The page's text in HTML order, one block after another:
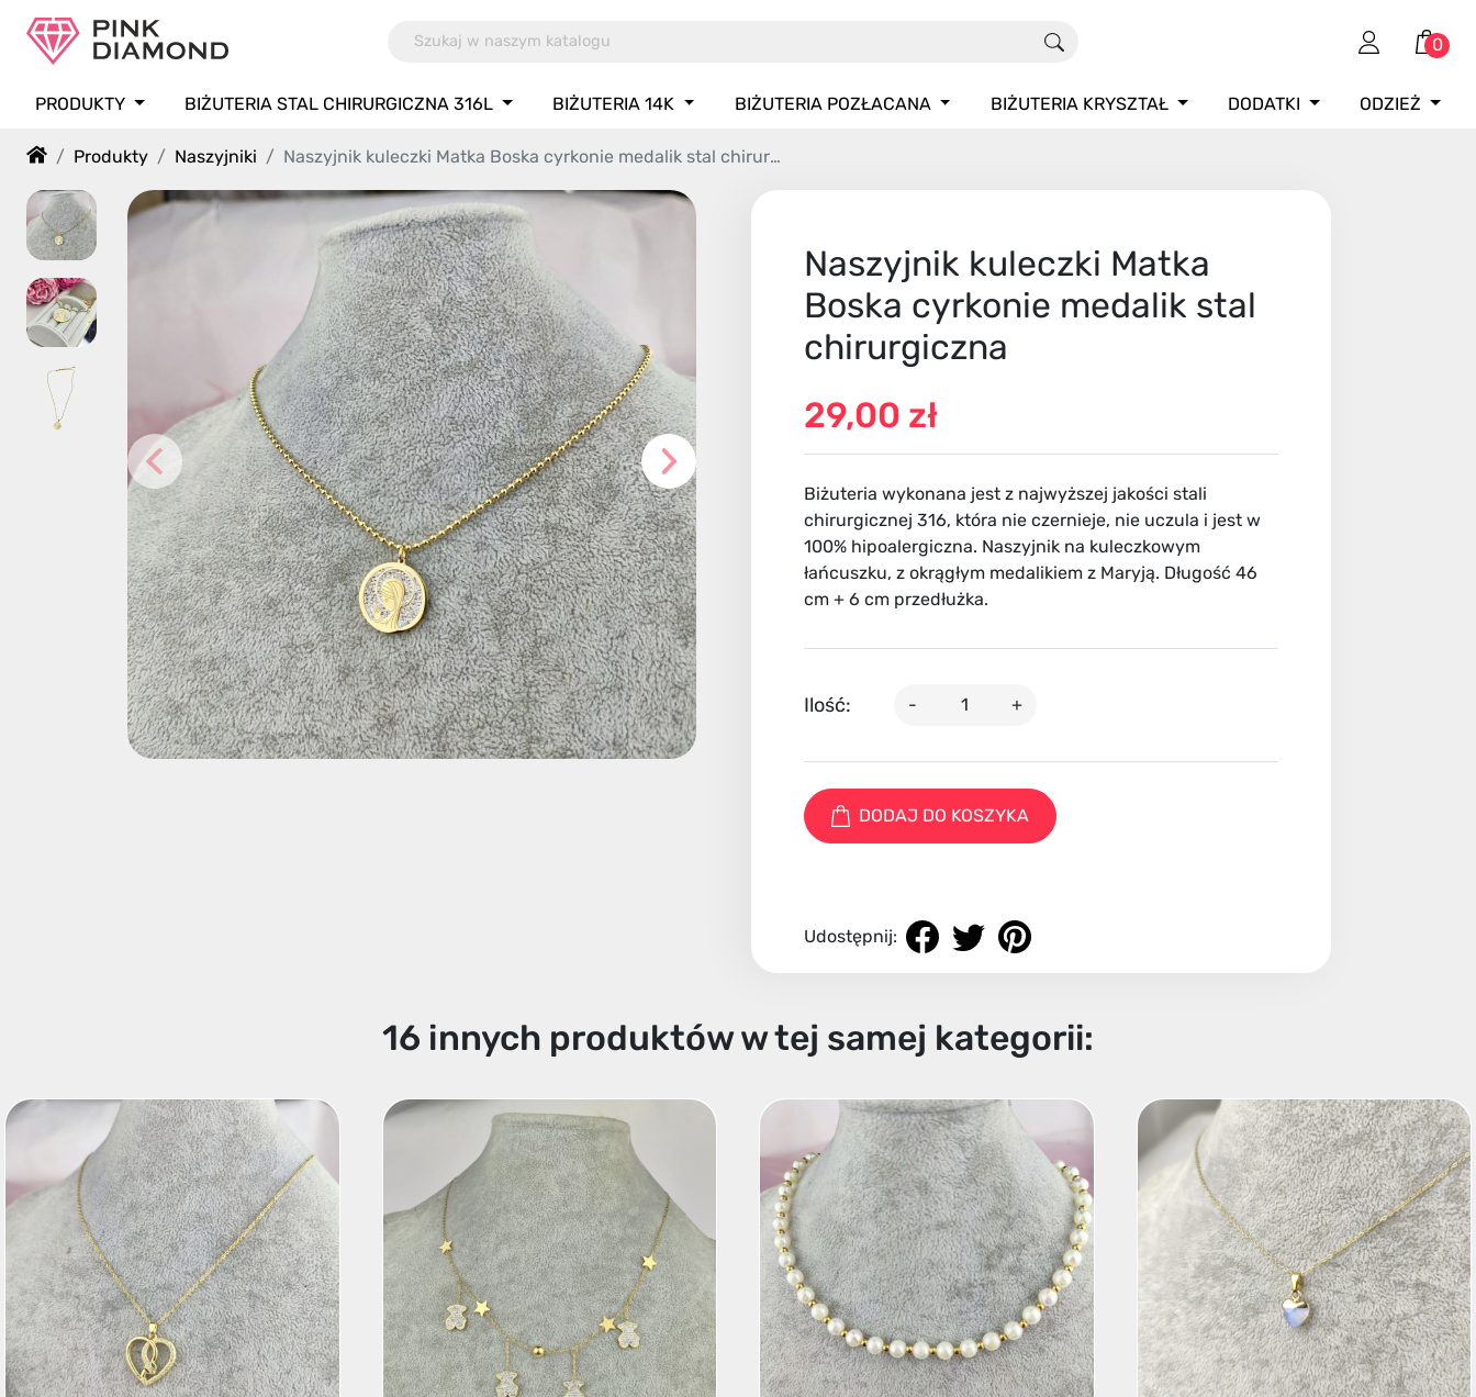
0
PRODUKTY BIŻUTERIA STAL CHIRURGICZNA 316L BIŻUTERIA 14K BIŻUTERIA POZŁACANA BIŻUTERIA KRYSZTAŁ DODATKI ODZIEŻ
Produkty Naszyjniki Naszyjnik kuleczki Matka Boska cyrkonie medalik stal chirurgiczna
Naszyjnik kuleczki Matka
Boska cyrkonie medalik stal
chirurgiczna
29,00 zł
Biżuteria wykonana jest z najwyższej jakości stali
chirurgicznej 316, która nie czernieje, nie uczula i jest w
100% hipoalergiczna. Naszyjnik na kuleczkowym
łańcuszku, z okrągłym medalikiem z Maryją. Długość 46
cm + 6 cm przedłużka.
Ilość: - +
DODAJ DO KOSZYKA
Udostępnij:
16 innych produktów w tej samej kategorii: